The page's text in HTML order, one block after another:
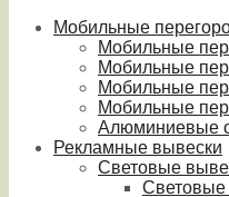
Мобильные
Мобильные
Мобильные
Мобильные
Мобильные
Алюминиевые
Рекламные вывески
Световые